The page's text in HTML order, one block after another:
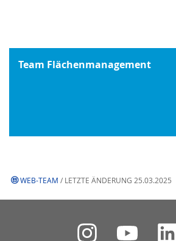
Team Flächenmanagement
WEB-TEAM / LETZTE ÄNDERUNG 25.03.2025